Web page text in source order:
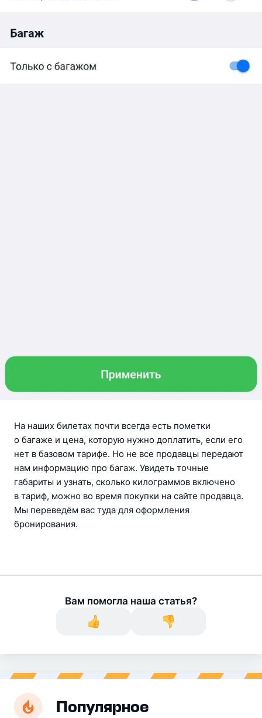
На наших билетах почти всегда есть пометки
о багаже и цена, которую нужно доплатить, если его
нет в базовом тарифе. Но не все продавцы передают
нам информацию про багаж. Увидеть точные
габариты и узнать, сколько килограммов включено
в тариф, можно во время покупки на сайте продавца.
Мы переведём вас туда для оформления
бронирования.
Вам помогла наша статья?
Популярное